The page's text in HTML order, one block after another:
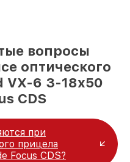
вопросы
оптического
VX-6 3-18x50
CDS
при
прицела
Focus CDS?